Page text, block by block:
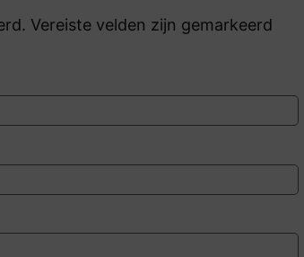
Vereiste velden zijn gemarkeerd